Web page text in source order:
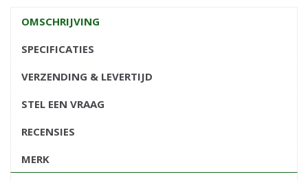
OMSCHRIJVING
SPECIFICATIES
VERZENDING & LEVERTIJD
STEL EEN VRAAG
RECENSIES
MERK